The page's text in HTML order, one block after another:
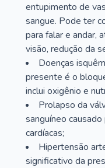
entupimento de
sangue. Pode ter
para falar e andar,
visão, redução da
Doenças
presente é o
inclui oxigênio e
Prolapso da
sanguíneo
cardíacas;
Hipertensão
significativo da